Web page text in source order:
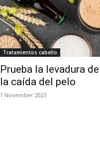
Tratamientos cabello
Prueba la levadura
la caída del pelo
1 November 2023